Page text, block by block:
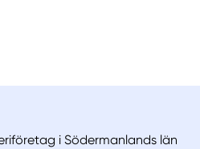
i Södermanlands län